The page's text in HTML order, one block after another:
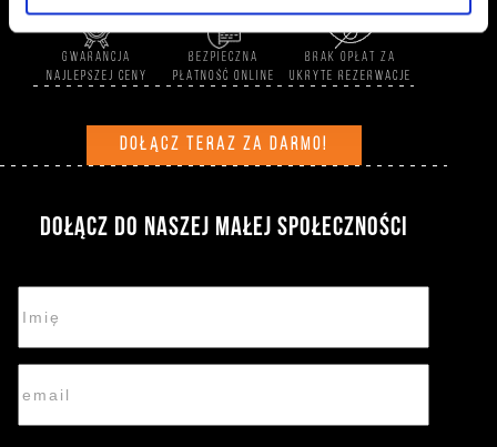
GWARANCJA
NAJLEPSZEJ CENY
BEZPIECZNA
PŁATNOŚĆ ONLINE
BRAK OPŁAT ZA
UKRYTE REZERWACJE
DOŁĄCZ TERAZ ZA DARMO!
DOŁĄCZ DO NASZEJ MAŁEJ SPOŁECZNOŚCI